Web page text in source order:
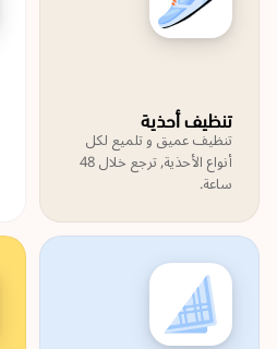
تنظيف أحذية
تنظيف عميق و تلميع لكل
أنواع الأحذية, ترجع خلال 48
ساعة.